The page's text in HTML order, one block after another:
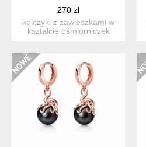
270 zł
kolczyki z zawieszkami w
kształcie ośmiorniczek